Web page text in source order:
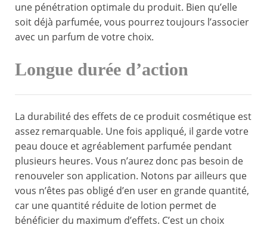
une pénétration optimale du produit. Bien qu’elle
soit déjà parfumée, vous pourrez toujours l’associer
avec un parfum de votre choix.
Longue durée d’action
La durabilité des effets de ce produit cosmétique est
assez remarquable. Une fois appliqué, il garde votre
peau douce et agréablement parfumée pendant
plusieurs heures. Vous n’aurez donc pas besoin de
renouveler son application. Notons par ailleurs que
vous n’êtes pas obligé d’en user en grande quantité,
car une quantité réduite de lotion permet de
bénéficier du maximum d’effets. C’est un choix